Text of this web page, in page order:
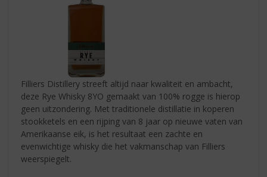
Filliers Distillery streeft altijd naar kwaliteit en ambacht,
deze Rye Whisky 8YO gemaakt van 100% rogge is hierop
geen uitzondering. Met traditionele distillatie in koperen
stookketels en een rijping van 8 jaar op nieuwe vaten van
Amerikaanse eik, is het resultaat een zachte en
evenwichtige whisky die het vakmanschap van Filliers
weerspiegelt.